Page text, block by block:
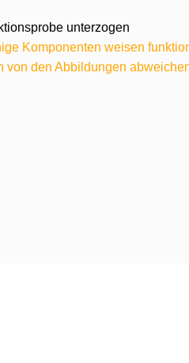
unterzogen
Komponenten weisen
den Abbildungen